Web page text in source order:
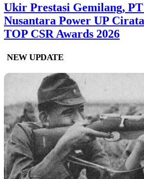
Ukir Prestasi Gemilang,
Nusantara Power UP
TOP CSR Awards 2026
NEW UPDATE